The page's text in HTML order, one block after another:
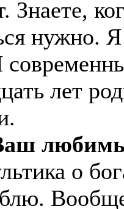
Знаете,
нужно.
лет
о